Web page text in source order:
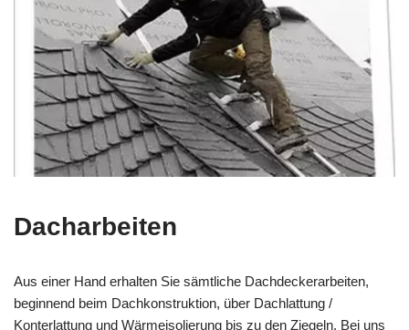
Dacharbeiten
Aus einer Hand erhalten Sie sämtliche Dachdeckerarbeiten,
beginnend beim Dachkonstruktion, über Dachlattung /
Konterlattung und Wärmeisolierung bis zu den Ziegeln. Bei uns